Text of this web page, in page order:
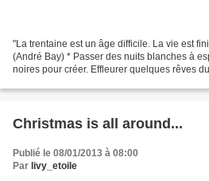
"La trentaine est un âge difficile. La vie est
(André Bay) * Passer des nuits blanches à
noires pour créer. Effleurer quelques rêves
Christmas is all around...
Publié le 08/01/2013 à 08:00
Par livy_etoile